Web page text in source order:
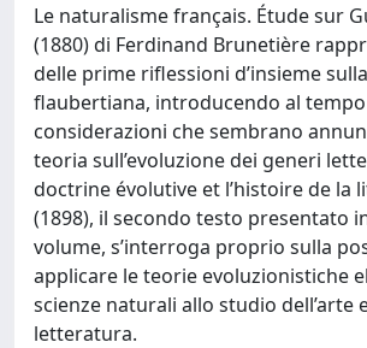
Le naturalisme français. Étude sur
(1880) di Ferdinand Brunetière
delle prime riflessioni d’insieme
flaubertiana, introducendo al
considerazioni che sembrano
teoria sull’evoluzione dei generi
doctrine évolutive et l’histoire de la
(1898), il secondo testo presentato
volume, s’interroga proprio sulla
applicare le teorie evoluzionistiche
scienze naturali allo studio dell’arte
letteratura.